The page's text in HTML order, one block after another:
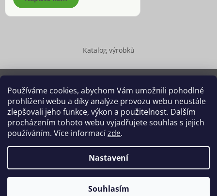
Používáme cookies, abychom Vám umožnili pohodlné
prohlížení webu a díky analýze provozu webu neustále
zlepšovali jeho funkce, výkon a použitelnost. Dalším
procházením tohoto webu vyjadřujete souhlas s jejich
používáním. Více informacízde.
Nastavení
Souhlasím
Katalog výrobků
Copyright 2026 Dědek kořenář®
. Všechna práva vyhrazena.
Upravit nastavení cookies
Grafický návrh vytvořil a na Shoptet implementoval
Shoptetak.cz.
Vytvořil Shoptet